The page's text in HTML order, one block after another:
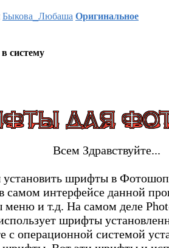
Быкова_ЛюбашаОригинальное
систему
Всем Здравствуйте...
установить шрифты в
самом интерфейсе данной
меню и т.д. На самом деле
шрифты
с операционной системой